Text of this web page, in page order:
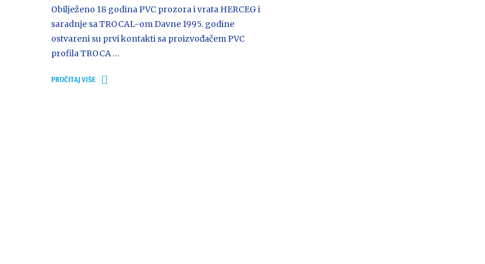
Obilježeno 18 godina PVC prozora i vrata HERCEG i
saradnje sa TROCAL-om Davne 1995. godine
ostvareni su prvi kontakti sa proizvođačem PVC
profila TROCA …
PROČITAJ VIŠE